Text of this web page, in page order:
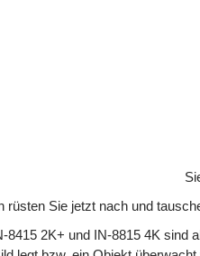
rüsten Sie jetzt nach und
8415 2K+ und IN-8815 4K sind